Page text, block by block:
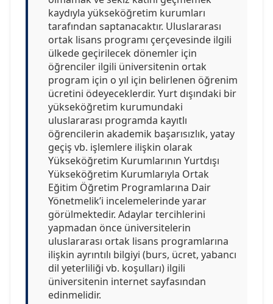
kaydıyla yükseköğretim kurumları
tarafından saptanacaktır. Uluslararası
ortak lisans programı çerçevesinde ilgili
ülkede geçirilecek dönemler için
öğrenciler ilgili üniversitenin ortak
program için o yıl için belirlenen öğrenim
ücretini ödeyeceklerdir. Yurt dışındaki bir
yükseköğretim kurumundaki
uluslararası programda kayıtlı
öğrencilerin akademik başarısızlık, yatay
geçiş vb. işlemlere ilişkin olarak
Yükseköğretim Kurumlarının Yurtdışı
Yükseköğretim Kurumlarıyla Ortak
Eğitim Öğretim Programlarına Dair
Yönetmelik’i incelemelerinde yarar
görülmektedir. Adaylar tercihlerini
yapmadan önce üniversitelerin
uluslararası ortak lisans programlarına
ilişkin ayrıntılı bilgiyi (burs, ücret, yabancı
dil yeterliliği vb. koşulları) ilgili
üniversitenin internet sayfasından
edinmelidir.